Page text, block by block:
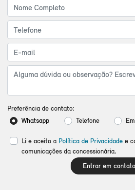
Preferência de contato:
Whatsapp
Telefone
Li e aceito a Política de Privacidadee
comunicações da concessionária.
Entrar em contato